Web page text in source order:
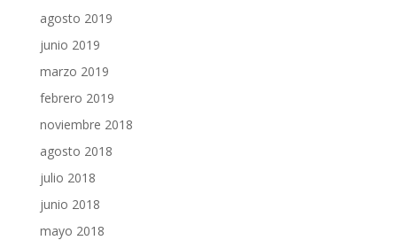
agosto 2019
junio 2019
marzo 2019
febrero 2019
noviembre 2018
agosto 2018
julio 2018
junio 2018
mayo 2018